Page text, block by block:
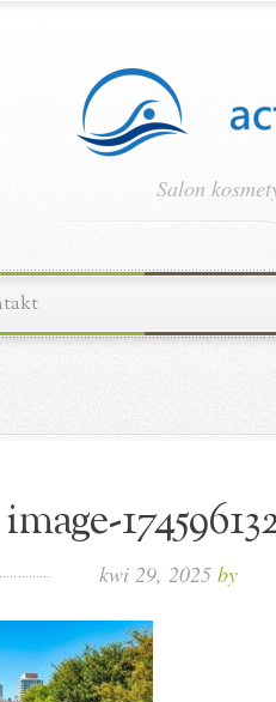
Salon
image-
kwi 29, 2025 by